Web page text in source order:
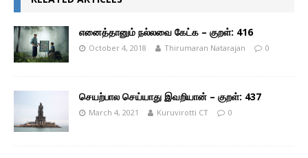
எனைத்தானும் நல்லவை கேட்க – குறள்: 416
October 4, 2018 Thirumaran Natarajan 0
செயற்பால செய்யாது இவறியான் – குறள்: 437
March 4, 2021 Kuruvirotti CT 0